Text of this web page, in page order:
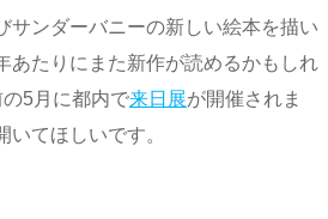
サンダーバニーの新しい絵本を描い
あたりにまた新作が読めるかもしれ
5月に都内で来日展が開催されま
いてほしいです。